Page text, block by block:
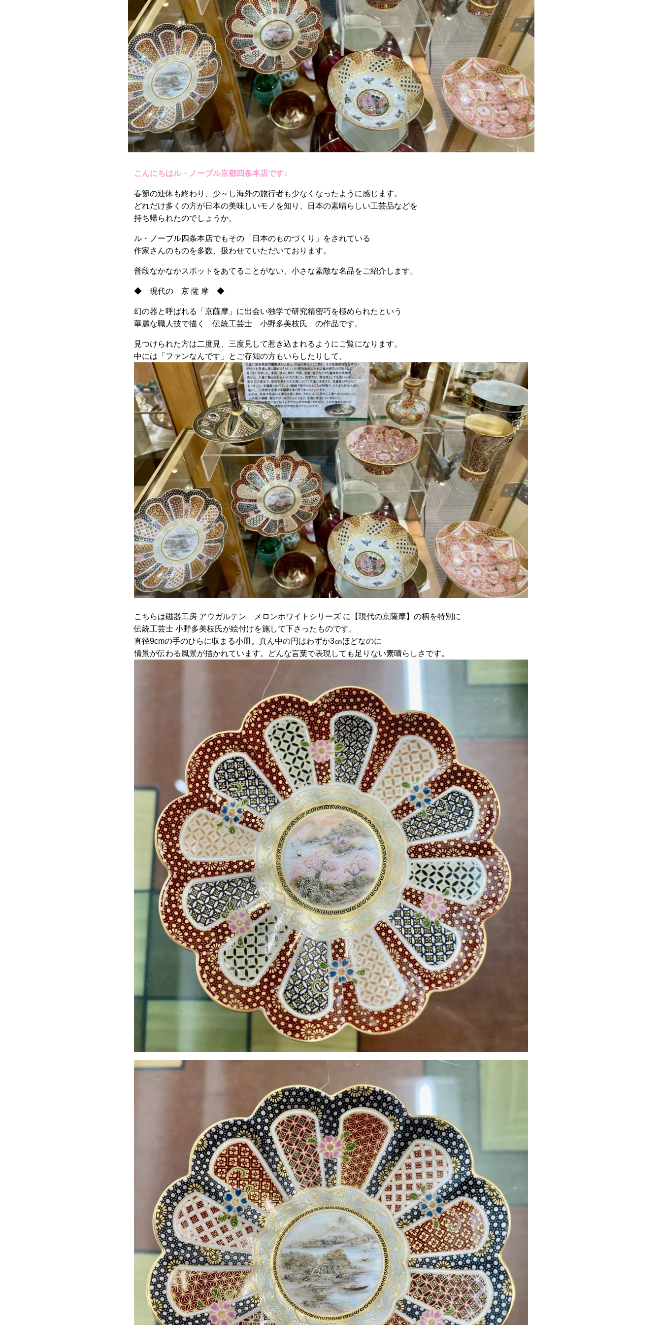
こんにちはル・ノーブル京都四条本店です♪
春節の連休も終わり、少～し海外の旅行者も少なくなったように感じます。
どれだけ多くの方が日本の美味しいモノを知り、日本の素晴らしい工芸品などを
持ち帰られたのでしょうか。
ル・ノーブル四条本店でもその「日本のものづくり」をされている
作家さんのものを多数、扱わせていただいております。
普段なかなかスポットをあてることがない、小さな素敵な名品をご紹介します。
◆ 現代の 京 薩 摩 ◆
幻の器と呼ばれる「京薩摩」に出会い独学で研究精密巧を極められたという
華麗な職人技で描く 伝統工芸士 小野多美枝氏 の作品です。
見つけられた方は二度見、三度見して惹き込まれるようにご覧になります。
中には「ファンなんです」とご存知の方もいらしたりして。
こちらは磁器工房 アウガルテン メロンホワイトシリーズ に【現代の京薩摩】の柄を特別に
伝統工芸士 小野多美枝氏が絵付けを施して下さったものです。
直径9cmの手のひらに収まる小皿。真ん中の円はわずか3㎝ほどなのに
情景が伝わる風景が描かれています。どんな言葉で表現しても足りない素晴らしさです。